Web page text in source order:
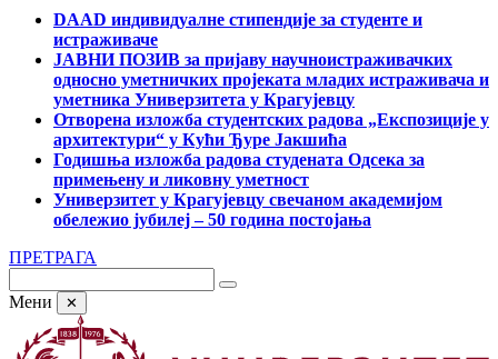
DAAD индивидуалне стипендије за студенте и
истраживаче
ЈАВНИ ПОЗИВ за пријаву научноистраживачких
односно уметничких пројеката младих истраживача и
уметника Универзитета у Крагујевцу
Отворена изложба студентских радова „Експозиције у
архитектури“ у Кући Ђуре Јакшића
Годишња изложба радова студената Одсека за
примењену и ликовну уметност
Универзитет у Крагујевцу свечаном академијом
обележио јубилеј – 50 година постојања
ПРЕТРАГА
Мени ✕